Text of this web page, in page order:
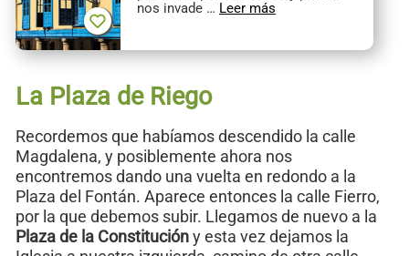
nos invade … Leer más
La Plaza de Riego
Recordemos que habíamos descendido la calle
Magdalena, y posiblemente ahora nos
encontremos dando una vuelta en redondo a la
Plaza del Fontán. Aparece entonces la calle Fierro,
por la que debemos subir. Llegamos de nuevo a la
Plaza de la Constitucióny esta vez dejamos la